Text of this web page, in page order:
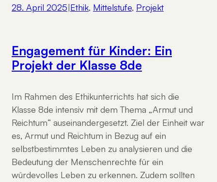
28. April 2025|Ethik, Mittelstufe, Projekt
Engagement für Kinder: Ein
Projekt der Klasse 8de
Im Rahmen des Ethikunterrichts hat sich die
Klasse 8de intensiv mit dem Thema „Armut und
Reichtum“ auseinandergesetzt. Ziel der Einheit war
es, Armut und Reichtum in Bezug auf ein
selbstbestimmtes Leben zu analysieren und die
Bedeutung der Menschenrechte für ein
würdevolles Leben zu erkennen. Zudem sollten